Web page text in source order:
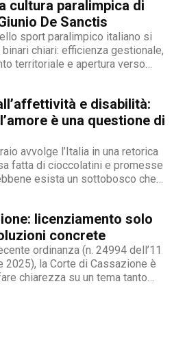
fa portavoce delle fasce più
spinto dall'irrefrenabile
sete di verità lo
per la dedizione al fact
magazine online.
cultura paralimpica di
De Sanctis
sport paralimpico italiano si
chiari: efficienza gestionale,
territoriale e apertura verso
una strategia che punta a
il movimento da ente di
e disabilità:
è una questione di
avvolge l’Italia in una retorica
fatta di cioccolatini e promesse
esista un sottobosco che
commerciale né un dato di di fatto,
licenziamento solo
concrete
ordinanza (n. 24994 dell’11
2025), la Corte di Cassazione è
chiarezza su un tema tanto